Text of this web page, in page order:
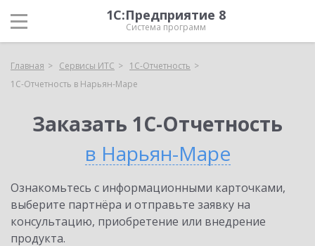
1С:Предприятие 8
Система программ
Главная Сервисы ИТС
1С-Отчетность
1С-Отчетность в Нарьян-Маре
Заказать 1С-Отчетность
в Нарьян-Маре
Ознакомьтесь с информационными карточками,
выберите партнёра и отправьте заявку на
консультацию, приобретение или внедрение
продукта.